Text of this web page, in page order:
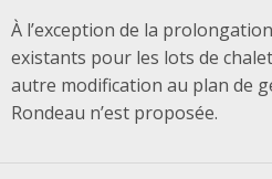
À l’exception de la
existants pour les lots de
autre modification au plan de
Rondeau n’est proposée.